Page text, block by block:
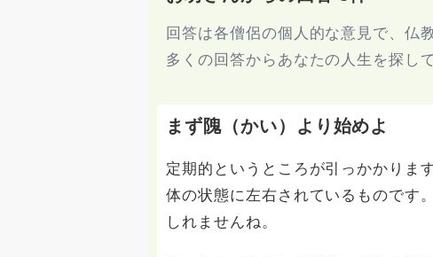
回答は各僧侶の個人的な意見で、仏
多くの回答からあなたの人生を探し
まず隗（かい）より始めよ
定期的というところが引っかかりま
体の状態に左右されているものです
しれませんね。